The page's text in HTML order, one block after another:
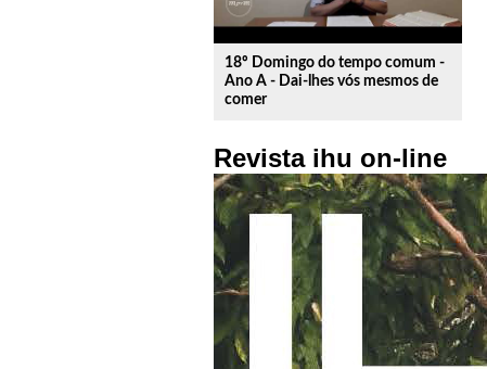
18º Domingo do tempo comum -
Ano A - Dai-lhes vós mesmos de
comer
Revista ihu on-line